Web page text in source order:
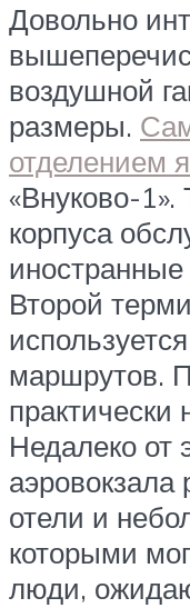
Довольно
воздушной
размеры.
отделением
«Внуково-
корпуса
Второй
маршрутов.
практически
Недалеко от
отели и
которыми
люди,